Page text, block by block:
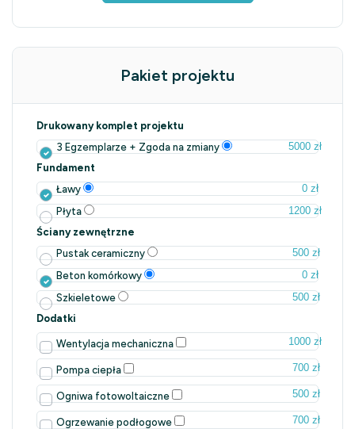
Pakiet projektu
Drukowany komplet projektu
3 Egzemplarze + Zgoda na zmiany
5000 zł
Fundament
Ławy
0 zł
Płyta
1200 zł
Ściany zewnętrzne
Pustak ceramiczny
500 zł
Beton komórkowy
0 zł
Szkieletowe
500 zł
Dodatki
Wentylacja mechaniczna 1000 zł
Pompa ciepła 700 zł
Ogniwa fotowoltaiczne 500 zł
Ogrzewanie podłogowe 700 zł